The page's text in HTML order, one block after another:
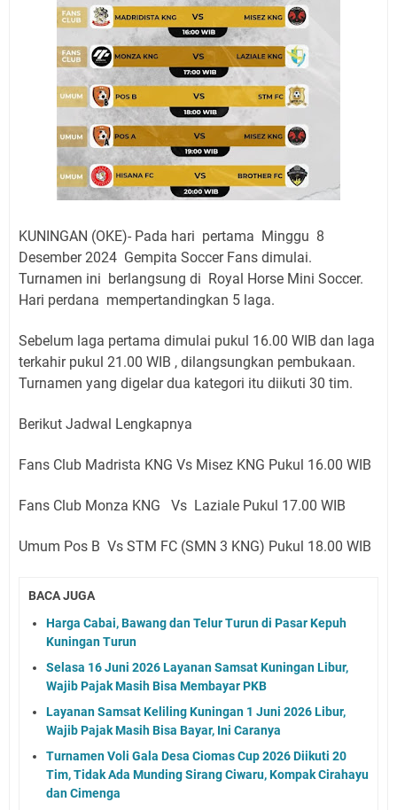
Setiap Noda Ada Pembersihnya, Salat Bisa Menjadi
Pembersih Dosa Kita, Ini Jadwal Salat Wilayah
Kuningan Kamis 6 Agustus 2026
Agenda Kegiatan Bupati, Wabup dan Sekda Kuningan
Rabu 5 Agustus 2026 Masing-masing Dua Acara
Nobar Final Piala Presiden 2026 Bersama Kebo Bule
Sangat Seru
Uniku Jadi Tuan Rumah Pendampingan Penyusunan
Dokumen SPMI
KUNINGAN (OKE)- Pada hari pertama Minggu 8
Desember 2024 Gempita Soccer Fans dimulai.
Turnamen ini berlangsung di Royal Horse Mini Soccer.
Hari perdana mempertandingkan 5 laga.
Sebelum laga pertama dimulai pukul 16.00 WIB dan laga
terkahir pukul 21.00 WIB , dilangsungkan pembukaan.
Turnamen yang digelar dua kategori itu diikuti 30 tim.
Berikut Jadwal Lengkapnya
Fans Club Madrista KNG Vs Misez KNG Pukul 16.00 WIB
Fans Club Monza KNG Vs Laziale Pukul 17.00 WIB
Umum Pos B Vs STM FC (SMN 3 KNG) Pukul 18.00 WIB
BACA JUGA
Harga Cabai, Bawang dan Telur Turun di Pasar Kepuh
Kuningan Turun
Selasa 16 Juni 2026 Layanan Samsat Kuningan Libur,
Wajib Pajak Masih Bisa Membayar PKB
Layanan Samsat Keliling Kuningan 1 Juni 2026 Libur,
Wajib Pajak Masih Bisa Bayar, Ini Caranya
Turnamen Voli Gala Desa Ciomas Cup 2026 Diikuti 20
Tim, Tidak Ada Munding Sirang Ciwaru, Kompak Cirahayu
dan Cimenga